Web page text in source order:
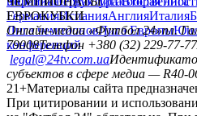
ГерманияИспанияАнглияИталия
ЕВРОКУБКИ
Лига чемпионовЛига Европы
конференций
Онлайн-медиа «Футбол 24»пл.
79008Телефон +380 (32) 229-77-77
legal@24tv.com.ua
субъектов в сфере медиа — R40-
21+Материалы сайта
При цитировании и